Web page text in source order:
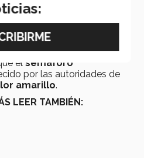
Tec llegó para quedarse,
incluso una vez
recoger el platillo en el
el semáforo
por las autoridades de
amarillo.
LEER TAMBIÉN: